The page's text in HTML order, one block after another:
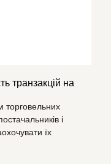
транзакцій на
торговельних
і
їх